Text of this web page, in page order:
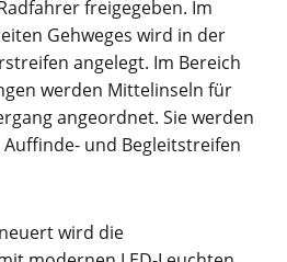
freigegeben. Im
Gehweges wird in der
angelegt. Im Bereich
werden Mittelinseln für
angeordnet. Sie werden
und Begleitstreifen
wird die